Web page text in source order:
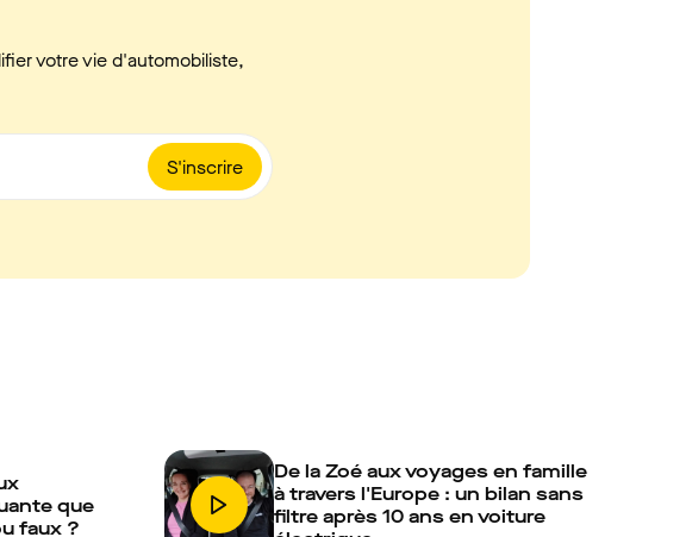
votre vie d'automobiliste,
S'inscrire
que
faux ?
De la Zoé aux voyages en famille
à travers l'Europe : un bilan sans
filtre après 10 ans en voiture